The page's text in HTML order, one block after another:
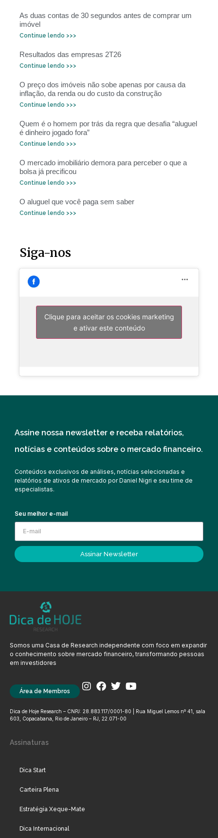
As duas contas de 30 segundos antes de comprar um
imóvel
Continue lendo >>>
Resultados das empresas 2T26
Continue lendo >>>
O preço dos imóveis não sobe apenas por causa da
inflação, da renda ou do custo da construção
Continue lendo >>>
Quem é o homem por trás da regra que desafia “aluguel
é dinheiro jogado fora”
Continue lendo >>>
O mercado imobiliário demora para perceber o que a
bolsa já precificou
Continue lendo >>>
O aluguel que você paga sem saber
Continue lendo >>>
Siga-nos
Clique para aceitar os cookies marketing
e ativar este conteúdo
Assine nossa newsletter e receba relatórios,
notícias e conteúdos sobre o mercado financeiro.
Conteúdos exclusivos de análises, notícias selecionadas e
relatórios de ativos de mercado por Daniel Nigri e seu time de
especialistas.
Seu melhor e-mail
Assinar Newsletter
Somos uma Casa de Research independente com foco em expandir
o conhecimento sobre mercado financeiro, transformando pessoas
em investidores
Área de Membros
Dica de Hoje Research – CNPJ: 28.883.117/0001-80 | Rua Miguel Lemos nº 41, sala
603, Copacabana, Rio de Janeiro – RJ, 22.071-00
Assinaturas
Dica Start
Carteira Plena
Estratégia Xeque-Mate
Dica Internacional